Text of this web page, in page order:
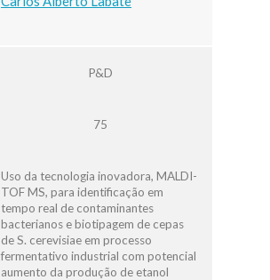
P&D
75
Uso da tecnologia inovadora, MALDI-
TOF MS, para identificação em
tempo real de contaminantes
bacterianos e biotipagem de cepas
de S. cerevisiae em processo
fermentativo industrial com potencial
aumento da produção de etanol